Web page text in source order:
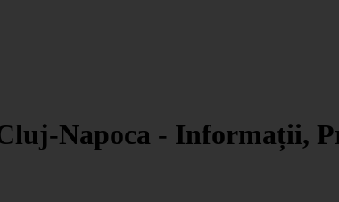
Napoca - Informații,